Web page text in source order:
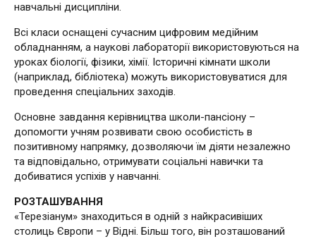
навчальні дисципліни.
Всі класи оснащені сучасним цифровим медійним
обладнанням, а наукові лабораторії використовуються на
уроках біології, фізики, хімії. Історичні кімнати школи
(наприклад, бібліотека) можуть використовуватися для
проведення спеціальних заходів.
Основне завдання керівництва школи-пансіону –
допомогти учням розвивати свою особистість в
позитивному напрямку, дозволяючи їм діяти незалежно
та відповідально, отримувати соціальні навички та
добиватися успіхів у навчанні.
РОЗТАШУВАННЯ
«Терезіанум» знаходиться в одній з найкрасивіших
столиць Європи – у Відні. Більш того, він розташований